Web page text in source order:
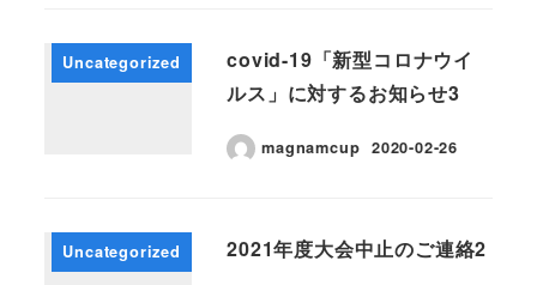
Uncategorized
covid-19「新型コロナウイ
ルス」に対するお知らせ3
magnamcup 2020-02-26
Uncategorized 2021年度大会中止のご連絡2